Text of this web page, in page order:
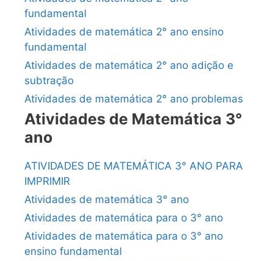
fundamental
Atividades de matemática 2° ano ensino
fundamental
Atividades de matemática 2° ano adição e
subtração
Atividades de matemática 2° ano problemas
Atividades de Matemática 3°
ano
ATIVIDADES DE MATEMÁTICA 3° ANO PARA
IMPRIMIR
Atividades de matemática 3° ano
Atividades de matemática para o 3° ano
Atividades de matemática para o 3° ano
ensino fundamental